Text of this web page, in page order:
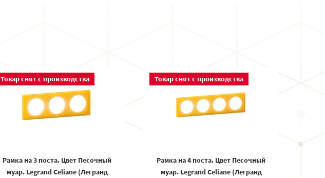
Товар снят с производства
Рамка на 3 поста. Цвет Песочный
муар. Legrand Celiane (Легранд
Товар снят с производства
Рамка на 4 поста. Цвет Песочный
муар. Legrand Celiane (Легранд